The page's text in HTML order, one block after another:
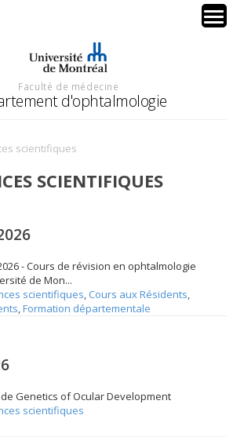
Faculté de médecine
d'ophtalmologie
scientifiques
SCIENTIFIQUES
- Cours de révision en ophtalmologie
de Mon...
scientifiques, Cours aux Résidents,
,Formation départementale
Genetics of Ocular Development
scientifiques